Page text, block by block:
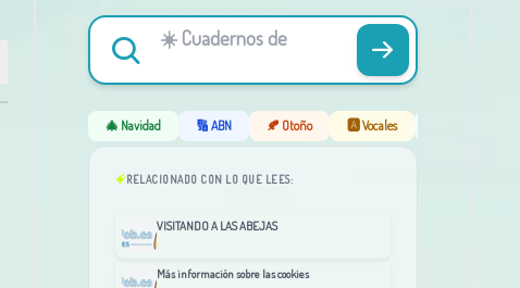
🎄 Navidad 🔢 ABN 🍂 Otoño 🅰️ Vocales
RELACIONADO CON LO QUE LEES:
VISITANDO A LAS ABEJAS
Más información sobre las cookies